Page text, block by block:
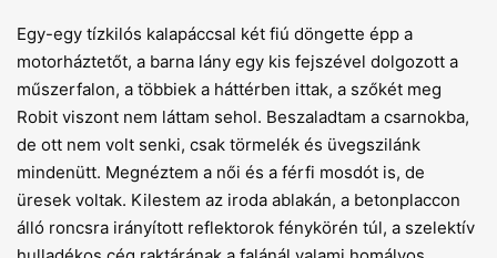
Egy-egy tízkilós kalapáccsal két fiú döngette épp a
motorháztetőt, a barna lány egy kis fejszével dolgozott a
műszerfalon, a többiek a háttérben ittak, a szőkét meg
Robit viszont nem láttam sehol. Beszaladtam a csarnokba,
de ott nem volt senki, csak törmelék és üvegszilánk
mindenütt. Megnéztem a női és a férfi mosdót is, de
üresek voltak. Kilestem az iroda ablakán, a betonplaccon
álló roncsra irányított reflektorok fénykörén túl, a szelektív